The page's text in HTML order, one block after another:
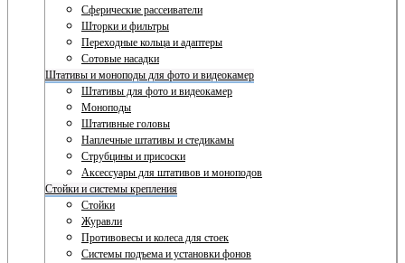
Сферические рассеиватели
Шторки и фильтры
Переходные кольца и адаптеры
Сотовые насадки
Штативы и моноподы для фото и видеокамер
Штативы для фото и видеокамер
Моноподы
Штативные головы
Наплечные штативы и стедикамы
Струбцины и присоски
Аксессуары для штативов и моноподов
Стойки и системы крепления
Стойки
Журавли
Противовесы и колеса для стоек
Системы подъема и установки фонов